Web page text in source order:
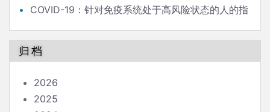
COVID-19：针对免疫系统处于高风险状态的人的指
归档
2026
2025